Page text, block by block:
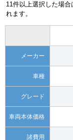
11件以上選択した場
れます。
メーカー
車種
グレード
車両本体価格
諸費用